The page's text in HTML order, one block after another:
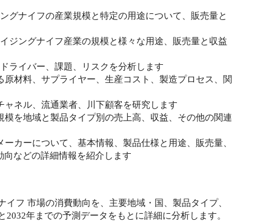
グナイフの産業規模と特定の用途について、販売量と
ジングナイフ産業の規模と様々な用途、販売量と収益
ライバー、課題、リスクを分析します
材料、サプライヤー、生産コスト、製造プロセス、関
ネル、流通業者、川下顧客を研究します
を地域と製品タイプ別の売上高、収益、その他の関連
カーについて、基本情報、製品仕様と用途、販売量、
などの詳細情報を紹介します
フ 市場の消費動向を、主要地域・国、製品タイプ、
年までの予測データをもとに詳細に分析します。